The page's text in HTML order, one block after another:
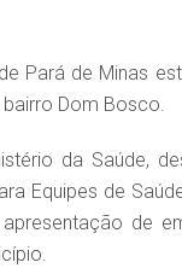
Pará de Minas
Dom Bosco.
da Saúde,
Equipes de
de